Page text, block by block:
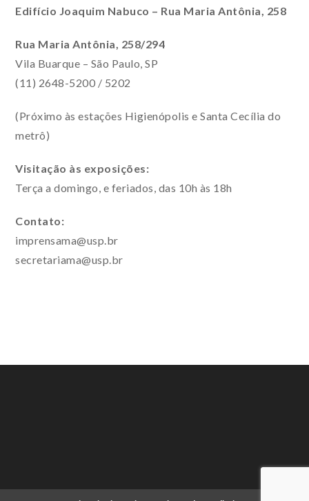
Edifício Joaquim Nabuco – Rua Maria Antônia, 258
Rua Maria Antônia, 258/294
Vila Buarque – São Paulo, SP
(11) 2648-5200 / 5202
(Próximo às estações Higienópolis e Santa Cecília do
metrô)
Visitação às exposições:
Terça a domingo, e feriados, das 10h às 18h
Contato:
imprensama@usp.br
secretariama@usp.br